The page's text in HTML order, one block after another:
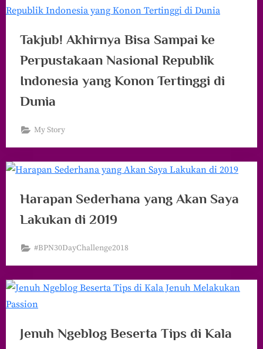
Takjub! Akhirnya Bisa Sampai ke
Perpustakaan Nasional Republik
Indonesia yang Konon Tertinggi di
Dunia
My Story
Harapan Sederhana yang Akan Saya
Lakukan di 2019
#BPN30DayChallenge2018
Jenuh Ngeblog Beserta Tips di Kala